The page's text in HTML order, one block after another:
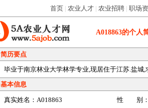
首页 | 农业人才 | 农业招聘 | 职场
A018863的个人
简历要点
毕业于南京林业大学林学专业,现居住于江苏.盐城
基本信息
真实姓名： A018863
性 别